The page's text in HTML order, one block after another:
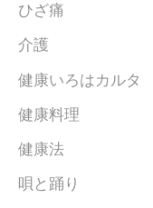
ひざ痛
介護
健康いろはカルタ
健康料理
健康法
唄と踊り